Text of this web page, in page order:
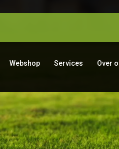
Webshop Services Over